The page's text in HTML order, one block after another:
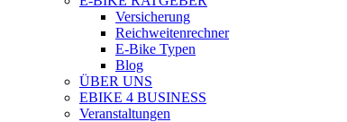
Versicherung
Reichweitenrechner
E-Bike Typen
Blog
ÜBER UNS
EBIKE 4 BUSINESS
Veranstaltungen